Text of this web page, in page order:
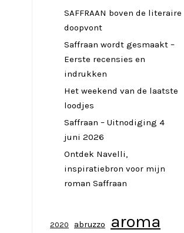
SAFFRAAN boven de literaire
doopvont
Saffraan wordt gesmaakt –
Eerste recensies en
indrukken
Het weekend van de laatste
loodjes
Saffraan – Uitnodiging 4
juni 2026
Ontdek Navelli,
inspiratiebron voor mijn
roman Saffraan
2020 abruzzo aroma